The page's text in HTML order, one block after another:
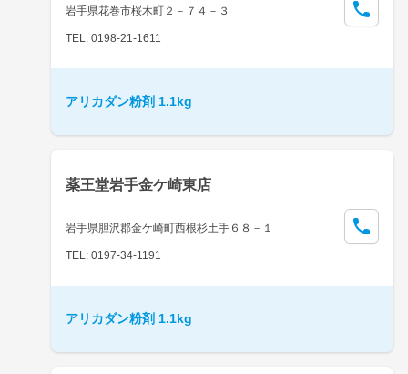
岩手県花巻市桜木町２－７４－３
TEL: 0198-21-1611
アリカダン粉剤 1.1kg
薬王堂岩手金ケ崎東店
岩手県胆沢郡金ケ崎町西根杉土手６８－１
TEL: 0197-34-1191
アリカダン粉剤 1.1kg